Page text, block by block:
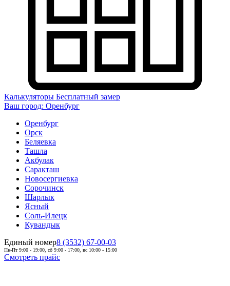
Калькуляторы Бесплатный замер
Ваш город: Оренбург
Оренбург
Орск
Беляевка
Ташла
Акбулак
Саракташ
Новосергиевка
Сорочинск
Шарлык
Ясный
Соль-Илецк
Кувандык
Единый номер8 (3532) 67-00-03
Пн-Пт 9:00 - 19:00, сб 9:00 - 17:00, вс 10:00 - 15:00
Смотреть прайс